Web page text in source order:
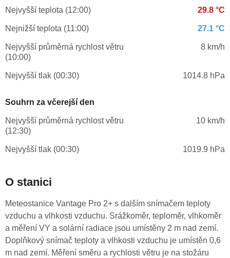
Nejvyšší teplota (12:00) 29.8 °C
Nejnižší teplota (11:00) 27.1 °C
Nejvyšší průměrná rychlost větru
(10:00)
8 km/h
Nejvyšší tlak (00:30) 1014.8 hPa
Souhrn za včerejší den
Nejvyšší průměrná rychlost větru
(12:30)
10 km/h
Nejvyšší tlak (00:30) 1019.9 hPa
O stanici
Meteostanice Vantage Pro 2+ s dalším snímačem teploty
vzduchu a vlhkosti vzduchu. Srážkoměr, teploměr, vlhkoměr
a měření VY a solární radiace jsou umístěny 2 m nad zemí.
Doplňkový snímač teploty a vlhkosti vzduchu je umístěn 0,6
m nad zemí. Měření směru a rychlosti větru je na stožáru